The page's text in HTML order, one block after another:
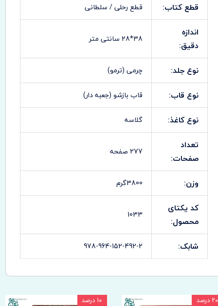
قطع کتاب: قطع رحلی / سلطانی
اندازه
دقیق:
38*28 سانتی متر
نوع جلد: چرمی (ترمو)
نوع قاب: قاب بازشو (جعبه دار)
نوع کاغذ: گلاسه
تعداد
صفحات:
277 صفحه
وزن: 3800گرم
کد یکتای
محصول:
1033
شابک: 978-964-152-492-2
۲۰ درصد ۱۰ درصد